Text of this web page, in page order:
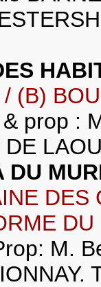
(B)
prop :
DES
M.